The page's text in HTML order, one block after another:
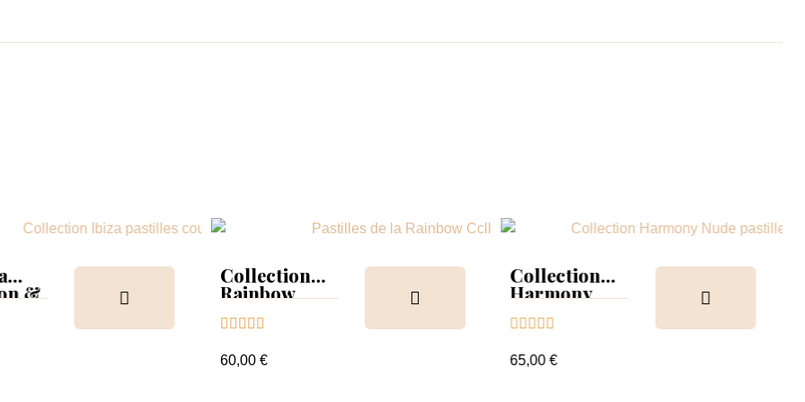
&
Collection
Rainbow
nuancier
    
60,00 €
Collection
Harmony
nuancier
    
65,00 €